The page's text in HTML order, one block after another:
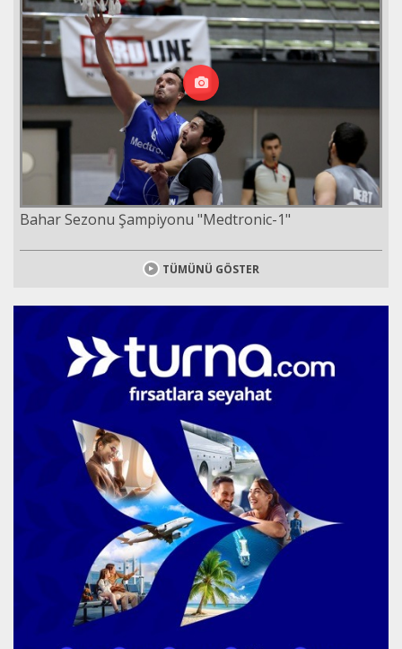
Bahar Sezonu Şampiyonu "Medtronic-1"
TÜMÜNÜ GÖSTER